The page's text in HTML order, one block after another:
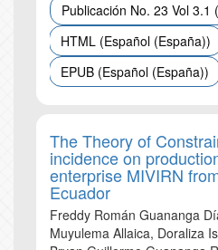
Publicación No. 23 Vol 3.1
HTML (Español (España))
EPUB (Español (España))
The Theory of
incidence on
enterprise MIVIRN
Ecuador
Freddy Román Guananga
Muyulema Allaica, Doraliza